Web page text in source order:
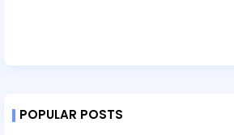
POPULAR POSTS